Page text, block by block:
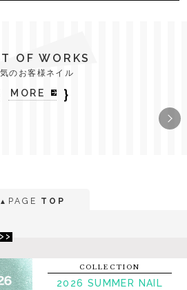
OF WORKS
気のお客様ネイル
MORE ｝
▲ PAGE TOP
COLLECTION
2026 SUMMER NAIL